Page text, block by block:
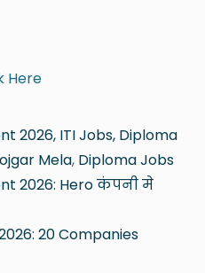
Here
2026, ITI Jobs, Diploma
Mela, Diploma Jobs
2026: Hero कंपनी मे
20 Companies